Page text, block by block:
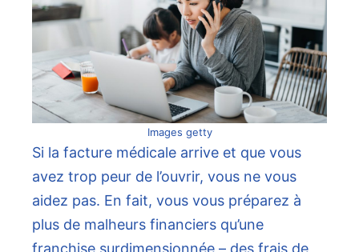
Images getty
Si la facture médicale arrive et que vous
avez trop peur de l’ouvrir, vous ne vous
aidez pas. En fait, vous vous préparez à
plus de malheurs financiers qu’une
franchise surdimensionnée – des frais de